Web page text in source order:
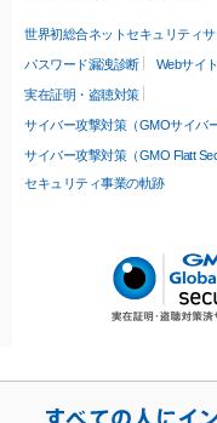
世界初総合ネットセキュリティ
パスワード漏洩診断 Webサイ
実在証明・盗聴対策
サイバー攻撃対策（GMOサイバ
サイバー攻撃対策（GMO Flatt
セキュリティ事業の軌跡